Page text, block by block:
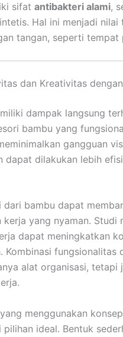
sifat antibakteri alami,
Hal ini menjadi
tangan, seperti
dan Kreativitas
dampak langsung
bambu yang
gangguan
dapat dilakukan lebih
dari bambu dapat
yang nyaman. Studi
dapat meningkatkan
Kombinasi fungsionalitas
alat organisasi, tetapi
menggunakan
ideal. Bentuk